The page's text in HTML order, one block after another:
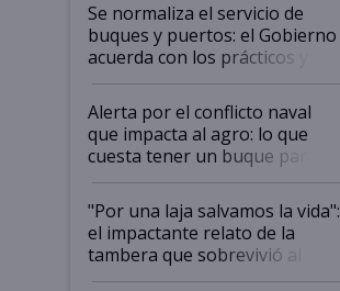
Se normaliza el servicio de
buques y puertos: el Gobierno
acuerda con los prácticos y
suspende el decreto de
desregulación
Alerta por el conflicto naval
que impacta al agro: lo que
cuesta tener un buque parado
y el peligro de que Argentina
pase a ser "país sucio"
"Por una laja salvamos la vida":
el impactante relato de la
tambera que sobrevivió al
tornado